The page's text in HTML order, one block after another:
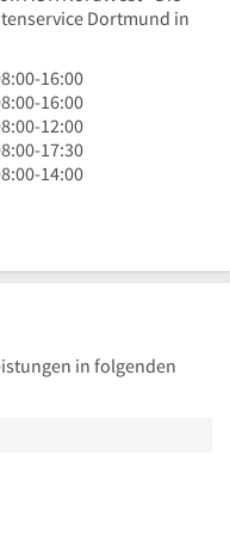
Dortmund in
-16:00
-16:00
-12:00
-17:30
-14:00
in folgenden